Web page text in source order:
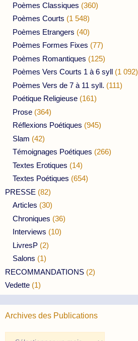
Poèmes Classiques (360)
Poèmes Courts (1 548)
Poèmes Etrangers (40)
Poèmes Formes Fixes (77)
Poèmes Romantiques (125)
Poèmes Vers Courts 1 à 6 syll (1 092)
Poèmes Vers de 7 à 11 syll. (111)
Poétique Religieuse (161)
Prose (364)
Réflexions Poétiques (945)
Slam (42)
Témoignages Poétiques (266)
Textes Erotiques (14)
Textes Poétiques (654)
PRESSE (82)
Articles (30)
Chroniques (36)
Interviews (10)
LivresP (2)
Salons (1)
RECOMMANDATIONS (2)
Vedette (1)
Archives des Publications